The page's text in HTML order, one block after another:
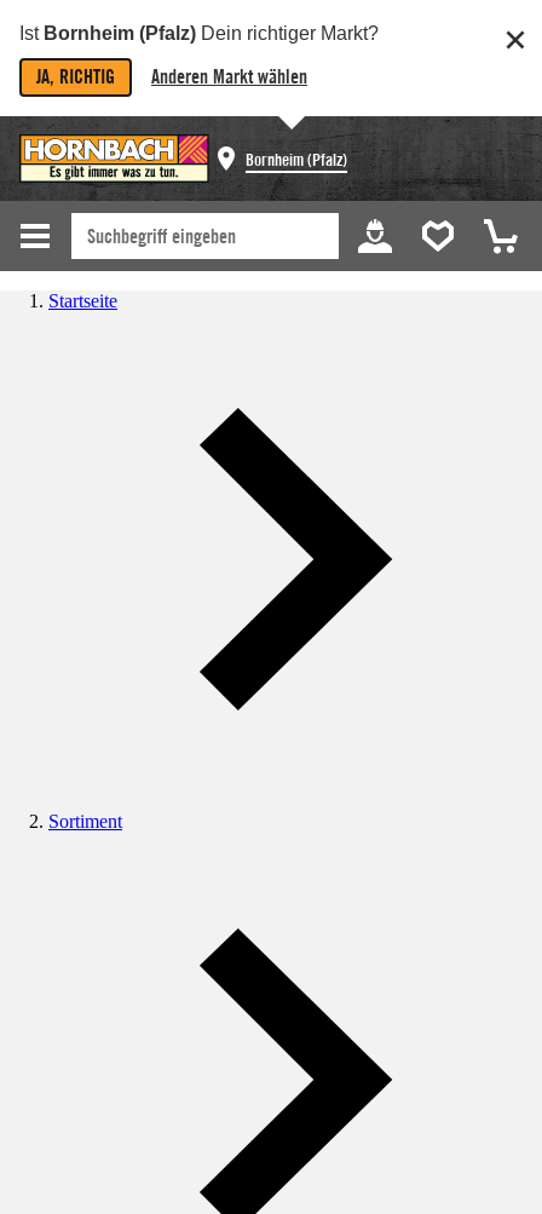
Ist Bornheim (Pfalz) Dein richtiger Markt?
JA, RICHTIG Anderen Markt wählen
Bornheim (Pfalz)
Startseite
Sortiment